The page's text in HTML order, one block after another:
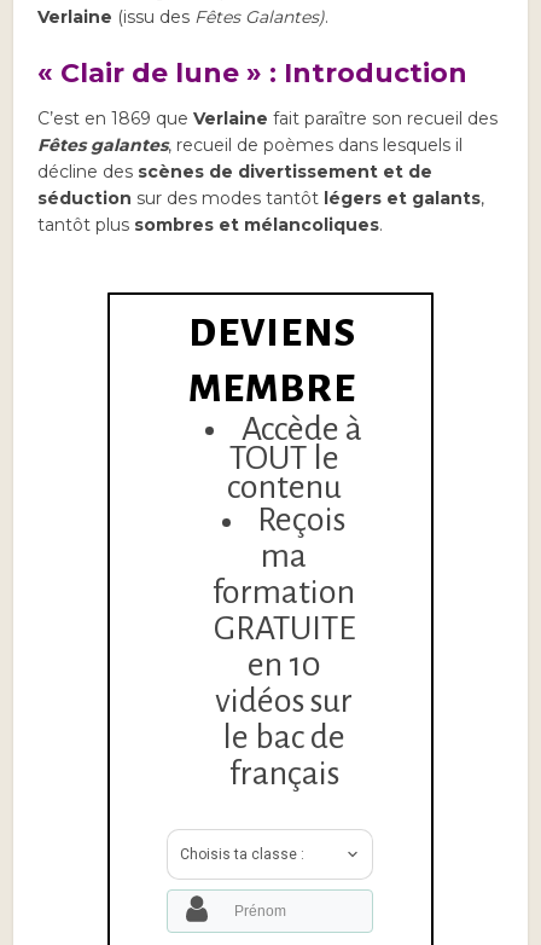
Verlaine (issu des Fêtes Galantes).
« Clair de lune » : Introduction
C’est en 1869 queVerlaine fait paraître son recueil des
Fêtes galantes, recueil de poèmes dans lesquels il
décline des scènes de divertissement et de
séduction sur des modes tantôt légers et galants,
tantôt plus sombres et mélancoliques.
DEVIENS
MEMBRE
Accède à
TOUT le
contenu
Reçois
ma
formation
GRATUITE
en 10
vidéos sur
le bac de
français
Choisis ta classe :